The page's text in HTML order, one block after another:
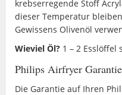
krebserregende Stoff
dieser Temperatur
Gewissens Olivenöl
Wieviel Öl? 1 – 2 Esslöffel
Philips Airfryer Garantie
Die Garantie auf Ihren